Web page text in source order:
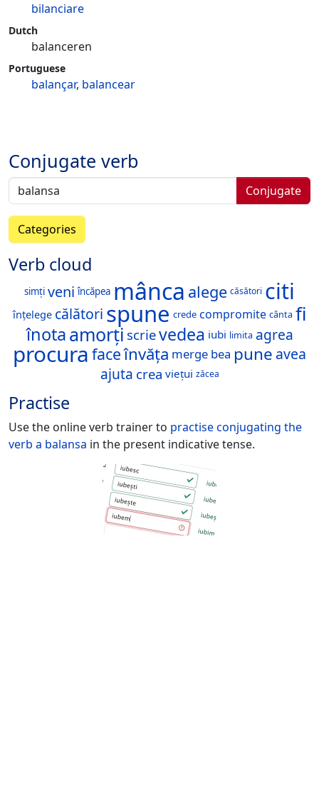
bilanciare
Dutch
balanceren
Portuguese
balançar, balancear
Conjugate verb
Conjugate
Categories
Verb cloud
simți veni încăpea mânca alege căsători citi
înțelege călători spune crede compromite cânta fi
înotaamorți scrievedea iubi limita agrea
procura faceînvăța merge bea pune avea
ajuta crea viețui zăcea
Practise
Use the online verb trainer to practise conjugating the
verb a balansa in the present indicative tense.